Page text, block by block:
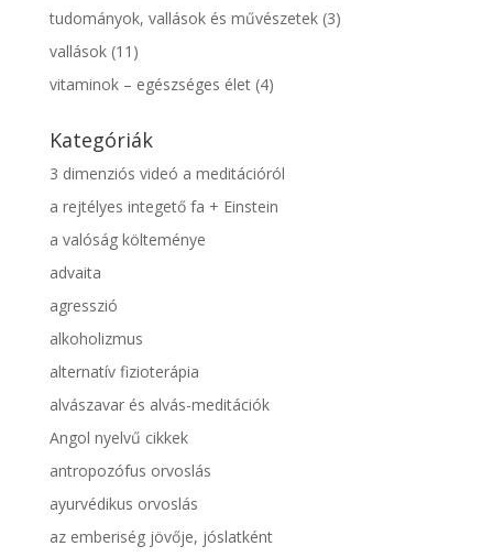
tudományok, vallások és művészetek(3)
vallások(11)
vitaminok – egészséges élet(4)
Kategóriák
3 dimenziós videó a meditációról
a rejtélyes integető fa + Einstein
a valóság költeménye
advaita
agresszió
alkoholizmus
alternatív fizioterápia
alvászavar és alvás-meditációk
Angol nyelvű cikkek
antropozófus orvoslás
ayurvédikus orvoslás
az emberiség jövője, jóslatként